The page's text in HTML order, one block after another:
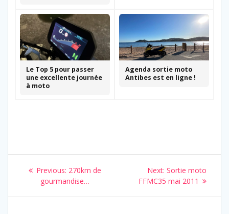
Le Top 5 pour passer
une excellente journée
à moto
Agenda sortie moto
Antibes est en ligne !
Navigation
Previous: Previous
post:
270km de
gourmandise…
Next: Next
post:
Sortie moto
FFMC35 mai 2011